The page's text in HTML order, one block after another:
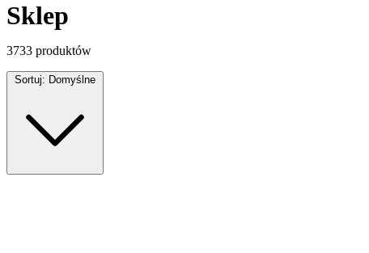
Sklep
3733 produktów
Sortuj: Domyślne